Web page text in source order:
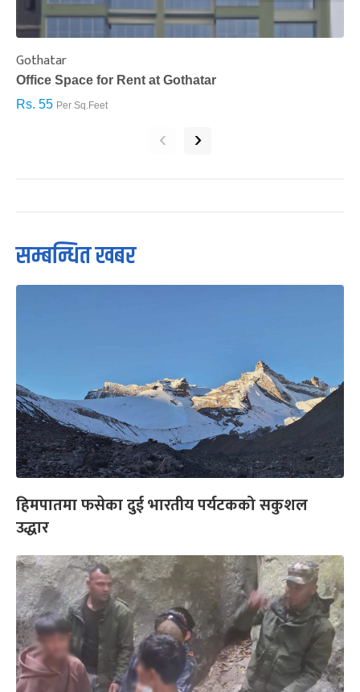
Gothatar
Office Space for Rent at Gothatar
Rs. 55 Per Sq.Feet
‹ ›
सम्बन्धित खबर
हिमपातमा फसेका दुई भारतीय पर्यटकको सकुशल
उद्धार